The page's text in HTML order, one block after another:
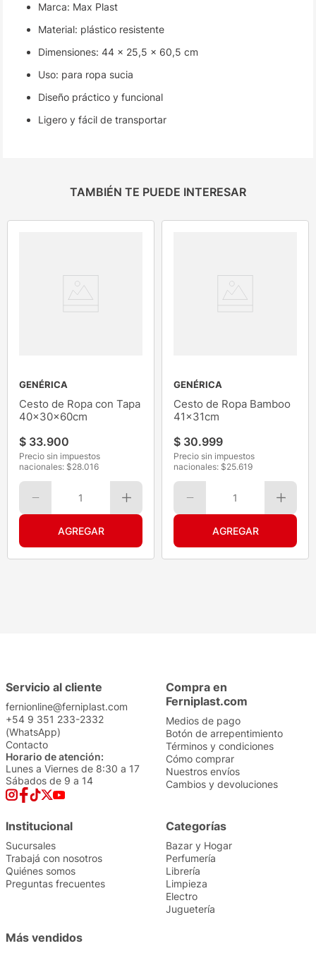
Marca: Max Plast
Material: plástico resistente
Dimensiones: 44 x 25,5 x 60,5 cm
Uso: para ropa sucia
Diseño práctico y funcional
Ligero y fácil de transportar
TAMBIÉN TE PUEDE INTERESAR
GENÉRICA
Cesto de Ropa con Tapa
40x30x60cm
$ 33.900
Precio sin impuestos
nacionales: $28.016
1
GENÉRICA
Cesto de Ropa Bamboo
41x31cm
$ 30.999
Precio sin impuestos
nacionales: $25.619
1
Servicio al cliente
fernionline@ferniplast.com
+54 9 351 233-2332
(WhatsApp)
Contacto
Horario de atención:
Lunes a Viernes de 8:30 a 17
Sábados de 9 a 14
Compra en
Ferniplast.com
Medios de pago
Botón de arrepentimiento
Términos y condiciones
Cómo comprar
Nuestros envíos
Cambios y devoluciones
Institucional
Sucursales
Trabajá con nosotros
Quiénes somos
Preguntas frecuentes
Categorías
Bazar y Hogar
Perfumería
Librería
Limpieza
Electro
Juguetería
Más vendidos